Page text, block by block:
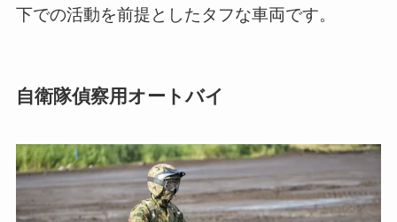
下での活動を前提としたタフな車両です。
自衛隊偵察用オートバイ